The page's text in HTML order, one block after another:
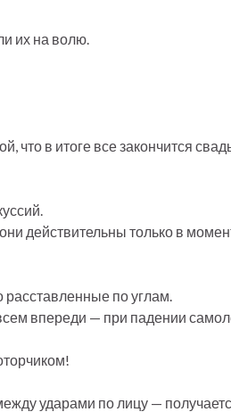
их на волю.
в итоге все закончится
действительны только в
по углам.
впереди — при падении
ударами по лицу —